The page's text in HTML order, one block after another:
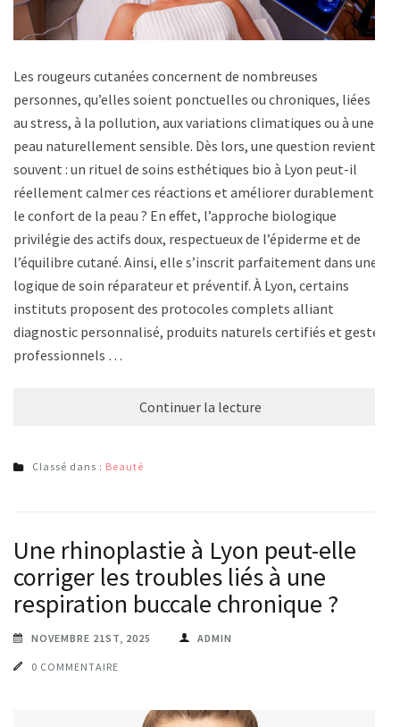
Les rougeurs cutanées concernent de nombreuses
personnes, qu’elles soient ponctuelles ou chroniques, liées
au stress, à la pollution, aux variations climatiques ou à une
peau naturellement sensible. Dès lors, une question revient
souvent : un rituel de soins esthétiques bio à Lyon peut-il
réellement calmer ces réactions et améliorer durablement
le confort de la peau ? En effet, l’approche biologique
privilégie des actifs doux, respectueux de l’épiderme et de
l’équilibre cutané. Ainsi, elle s’inscrit parfaitement dans une
logique de soin réparateur et préventif. À Lyon, certains
instituts proposent des protocoles complets alliant
diagnostic personnalisé, produits naturels certifiés et gestes
professionnels …
Continuer la lecture
Classé dans : Beauté
Une rhinoplastie à Lyon peut-elle
corriger les troubles liés à une
respiration buccale chronique ?
NOVEMBRE 21ST, 2025 ADMIN
0 COMMENTAIRE